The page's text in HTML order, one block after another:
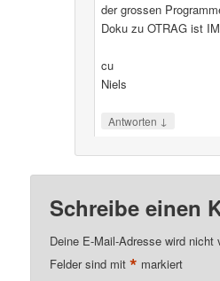
der grossen
Doku zu OTRAG ist
cu
Niels
Antworten ↓
Schreibe einen
Deine E-Mail-Adresse wird nicht
Felder sind mit* markiert